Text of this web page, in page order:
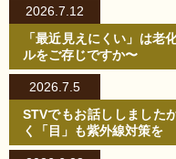
2026.7.12
「最近見えにくい」は老
ルをご存じですか〜
2026.7.5
STVでもお話ししました
く「目」も紫外線対策を